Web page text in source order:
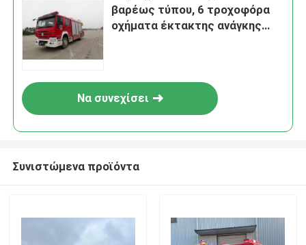
βαρέως τύπου, 6 τροχοφόρα
οχήματα έκτακτης ανάγκης
Να συνεχίσει
Συνιστώμενα προϊόντα